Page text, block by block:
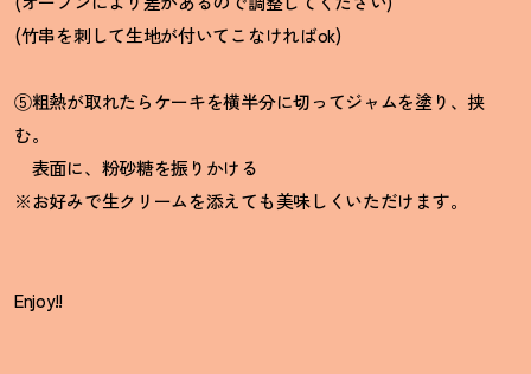
(竹串を刺して生地が付いてこなければok)
⑤粗熱が取れたらケーキを横半分に切ってジャムを塗り、挟
む。
表面に、粉砂糖を振りかける
※お好みで生クリームを添えても美味しくいただけます。
Enjoy!!